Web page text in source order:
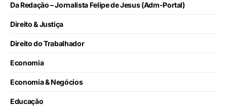
Da Redação – Jornalista Felipe de Jesus (Adm-Portal)
Direito & Justiça
Direito do Trabalhador
Economia
Economia & Negócios
Educação